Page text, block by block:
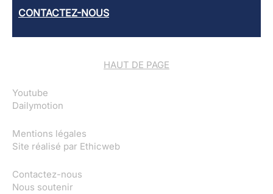
CONTACTEZ-NOUS
HAUT DE PAGE
Youtube
Dailymotion
Mentions légales
Site réalisé par Ethicweb
Contactez-nous
Nous soutenir